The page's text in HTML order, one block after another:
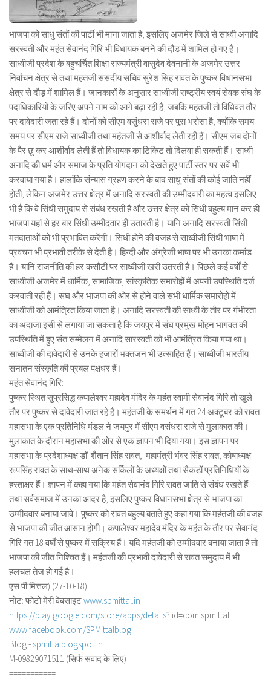
भाजपा को साधु संतों की पार्टी भी माना जाता है, इसलिए अजमेर जिले से साध्वी अनादि
सरस्वती और महंत सेवानंद गिरि भी विधायक बनने की दौड़ में शामिल हो गए हैं।
साध्वीजी प्रदेश के बहुचर्चित शिक्षा राज्यमंत्री वासुदेव देवनानी के अजमेर उत्तर
निर्वाचन क्षेत्र से तथा महंतजी संसदीय सचिव सुरेश सिंह रावत के पुष्कर विधानसभा
क्षेत्र से दौड़ में शामिल हैं। जानकारों के अनुसार साध्वीजी राष्ट्रीय स्वयं सेवक संघ के
पदाधिकारियों के जरिए अपने नाम को आगे बढ़ा रही है, जबकि महंतजी तो विधिवत तौर
पर दावेदारी जता रहे हैं। दोनों को सीएम वसुंधरा राजे पर पूरा भरोसा है, क्योंकि समय
समय पर सीएम राजे साध्वीजी तथा महंतजी से आशीर्वाद लेती रही हैं। सीएम जब दोनों
के पैर छू कर आशीर्वाद लेती हैं तो विधायक का टिकिट तो दिलवा ही सकती हैं। साध्वी
अनादि की धर्म और समाज के प्रति योगदान को देखते हुए पार्टी स्तर पर सर्वे भी
करवाया गया है। हालांकि संन्यास ग्रहण करने के बाद साधु संतों की कोई जाति नहीं
होती, लेकिन अजमेर उत्तर क्षेत्र में अनादि सरस्वती की उम्मीदवारी का महत्व इसलिए
भी है कि वे सिंधी समुदाय से संबंध रखती है और उत्तर क्षेत्र को सिंधी बहुल्य मान कर ही
भाजपा यहां से हर बार सिंधी उम्मीदवार ही उतारती है। यानि अनादि सरस्वती सिंधी
मतदाताओं को भी प्रभावित करेंगी। सिंधी होने की वजह से साध्वीजी सिंधी भाषा में
प्रवचन भी प्रभावी तरीके से देती है। हिन्दी और अंग्रेजी भाषा पर भी उनका कमांड
है। यानि राजनीति की हर कसौटी पर साध्वीजी खरी उतरती है। पिछले कई वर्षों से
साध्वीजी अजमेर में धार्मिक, सामाजिक, सांस्कृतिक समारोहों में अपनी उपस्थिति दर्ज
करवाती रही हैं। संघ और भाजपा की ओर से होने वाले सभी धार्मिक समारोहों में
साध्वीजी को आमंत्रित किया जाता है। अनादि सरस्वती की साध्वी के तौर पर गंभीरता
का अंदाजा इसी से लगाया जा सकता है कि जयपुर में संघ प्रमुख मोहन भागवत की
उपस्थिति में हुए संत सम्मेलन में अनादि सारस्वती को भी आमंत्रित किया गया था।
साध्वीजी की दावेदारी से उनके हजारों भक्तजन भी उत्साहित हैं। साध्वीजी भारतीय
सनातन संस्कृति की प्रबल पक्षधर हैं।
महंत सेवानंद गिरि:
पुष्कर स्थित सुप्रसिद्ध कपालेश्वर महादेव मंदिर के महंत स्वामी सेवानंद गिरि तो खुले
तौर पर पुष्कर से दावेदारी जात रहे हैं। महंतजी के समर्थन में गत 24 अक्टूबर को रावत
महासभा के एक प्रतिनिधि मंडल ने जयपुर में सीएम वसंधरा राजे से मुलाकात की।
मुलाकात के दौरान महासभा की ओर से एक ज्ञापन भी दिया गया। इस ज्ञापन पर
महासभा के प्रदेशाध्यक्ष डाॅ. शैतान सिंह रावत, महामंत्री भंवर सिंह रावत, कोषाध्यक्ष
रूपसिंह रावत के साथ-साथ अनेक सर्किलों के अध्यक्षों तथा सैकड़ों प्रतिनिधियों के
हस्ताक्षर हैं। ज्ञापन में कहा गया कि महंत सेवानंद गिरि रावत जाति से संबंध रखते हैं
तथा सर्वसमाज में उनका आदर है, इसलिए पुष्कर विधानसभा क्षेत्र से भाजपा का
उम्मीदवार बनाया जावे। पुष्कर को रावत बहुल्य बताते हुए कहा गया कि महंतजी की वजह
से भाजपा की जीत आसान होगी। कपालेश्वर महादेव मंदिर के महंत के तौर पर सेवानंद
गिरि गत 18 वर्षों से पुष्कर में सक्रिय हैं। यदि महंतजी को उम्मीदवार बनाया जाता है तो
भाजपा की जीत निश्चित हैं। महंतजी की प्रभावी दावेदारी से रावत समुदाय में भी
हलचल तेज हो गई है।
एस.पी.मित्तल) (27-10-18)
नोट: फोटो मेरी वेबसाइटwww.spmittal.in
https://play.google.com/store/apps/details? id=com.spmittal
www.facebook.com/SPMittalblog
Blog:- spmittalblogspot.in
M-09829071511 (सिर्फ संवाद के लिए)
===========